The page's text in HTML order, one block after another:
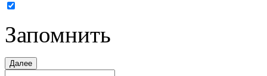
Запомнить
Далее